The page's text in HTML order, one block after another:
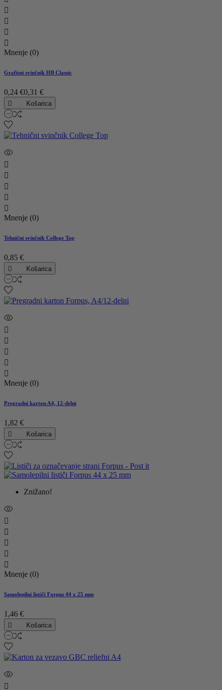




Mnenje (0)
Grafitni svinčnik HB Classic
0,24 €0,31 €
 Košarica





Mnenje (0)
Tehnični svinčnik College Top
0,85 €
 Košarica





Mnenje (0)
Pregradni karton A4, 12-delni
1,82 €
 Košarica
Znižano!





Mnenje (0)
Samolepilni lističi Forpus 44 x 25 mm
1,46 €
 Košarica
